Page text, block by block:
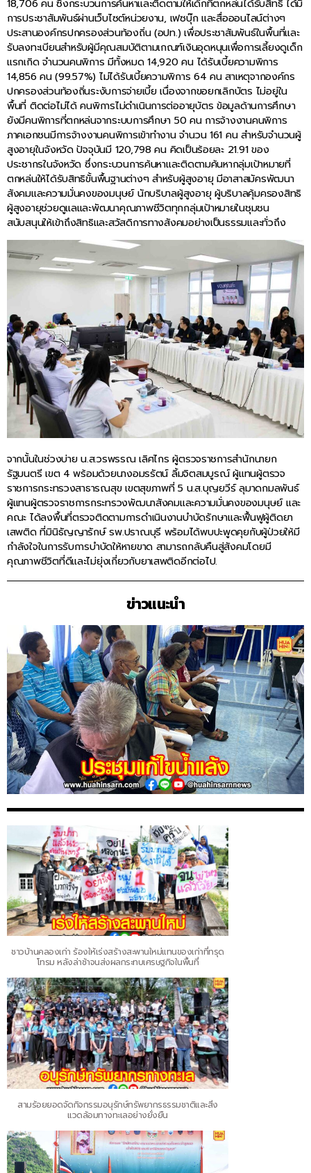
18,706 คน ซึ่งกระบวนการค้นหาและติดตามให้เด็กที่ตกหล่นได้รับสิทธิ ได้มี
การประชาสัมพันธ์ผ่านเว็บไซต์หน่วยงาน, เฟซบุ๊ก และสื่อออนไลน์ต่างๆ
ประสานองค์กรปกครองส่วนท้องถิ่น (อปท.) เพื่อประชาสัมพันธ์ในพื้นที่และ
รับลงทะเบียนสำหรับผู้มีคุณสมบัติตามเกณฑ์เงินอุดหนุนเพื่อการเลี้ยงดูเด็ก
แรกเกิด จำนวนคนพิการ มีทั้งหมด 14,920 คน ได้รับเบี้ยความพิการ
14,856 คน (99.57%) ไม่ได้รับเบี้ยความพิการ 64 คน สาเหตุจากองค์กร
ปกครองส่วนท้องถิ่นระงับการจ่ายเบี้ย เนื่องจากขอยกเลิกบัตร ไม่อยู่ใน
พื้นที่ ติดต่อไม่ได้ คนพิการไม่ดำเนินการต่ออายุบัตร ข้อมูลด้านการศึกษา
ยังมีคนพิการที่ตกหล่นจากระบบการศึกษา 50 คน การจ้างงานคนพิการ
ภาคเอกชนมีการจ้างงานคนพิการเข้าทำงาน จำนวน 161 คน สำหรับจำนวนผู้
สูงอายุในจังหวัด ปัจจุบันมี 120,798 คน คิดเป็นร้อยละ 21.91 ของ
ประชากรในจังหวัด ซึ่งกระบวนการค้นหาและติดตามค้นหากลุ่มเป้าหมายที่
ตกหล่นให้ได้รับสิทธิขั้นพื้นฐานต่างๆ สำหรับผู้สูงอายุ มีอาสาสมัครพัฒนา
สังคมและความมั่นคงของมนุษย์ นักบริบาลผู้สูงอายุ ผู้บริบาลคุ้มครองสิทธิ
ผู้สูงอายุช่วยดูแลและพัฒนาคุณภาพชีวิตทุกกลุ่มเป้าหมายในชุมชน
สนับสนุนให้เข้าถึงสิทธิและสวัสดิการทางสังคมอย่างเป็นธรรมและทั่วถึง
จากนั้นในช่วงบ่าย น.ส.วรพรรณ เลิศไกร ผู้ตรวจราชการสำนักนายก
รัฐมนตรี เขต 4 พร้อมด้วยนางอมรรัตน์ ลิ้มจิตสมบูรณ์ ผู้แทนผู้ตรวจ
ราชการกระทรวงสาธารณสุข เขตสุขภาพที่ 5 น.ส.บุญยวีร์ ลุมาดกมลพันธ์
ผู้แทนผู้ตรวจราชการกระทรวงพัฒนาสังคมและความมั่นคงของมนุษย์ และ
คณะ ได้ลงพื้นที่ตรวจติดตามการดำเนินงานบำบัดรักษาและฟื้นฟูผู้ติดยา
เสพติด ที่มินิธัญญารักษ์ รพ.ปราณบุรี พร้อมได้พบปะพูดคุยกับผู้ป่วยให้มี
กำลังใจในการรับการบำบัดให้หายขาด สามารถกลับคืนสู่สังคมโดยมี
คุณภาพชีวิตที่ดีและไม่ยุ่งเกี่ยวกับยาเสพติดอีกต่อไป.
ข่าวแนะนำ
ชาวบ้านคลองเก่า ร้องให้เร่งสร้างสะพานใหม่แทนของเก่าที่ทรุด
โทรม หลังล่าช้าจนส่งผลกระทบเศรษฐกิจในพื้นที่
สามร้อยยอดจัดกิจกรรมอนุรักษ์ทรัพยากรธรรมชาติและสิ่ง
แวดล้อมทางทะเลอย่างยั่งยืน